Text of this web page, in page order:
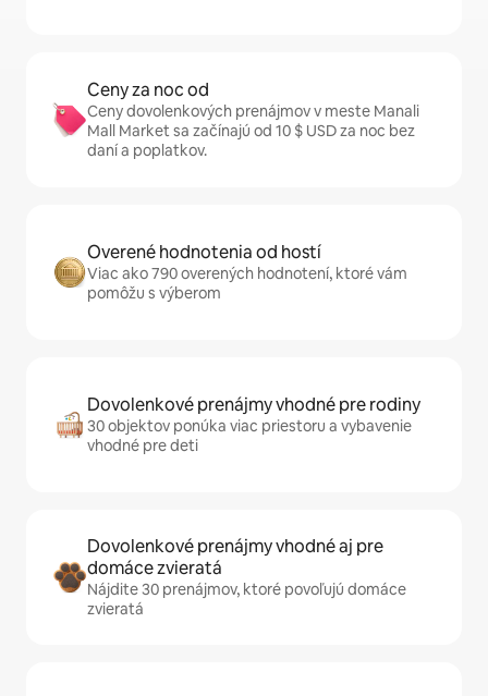
Ceny za noc od
Ceny dovolenkových prenájmov v meste Manali
Mall Market sa začínajú od 10 $ USD za noc bez
daní a poplatkov.
Overené hodnotenia od hostí
Viac ako 790 overených hodnotení, ktoré vám
pomôžu s výberom
Dovolenkové prenájmy vhodné pre rodiny
30 objektov ponúka viac priestoru a vybavenie
vhodné pre deti
Dovolenkové prenájmy vhodné aj pre
domáce zvieratá
Nájdite 30 prenájmov, ktoré povoľujú domáce
zvieratá